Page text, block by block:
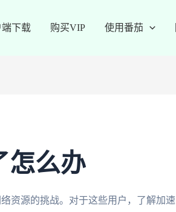
端下载 购买VIP 使用番茄
怎么办
资源的挑战。对于这些用户，了解加速